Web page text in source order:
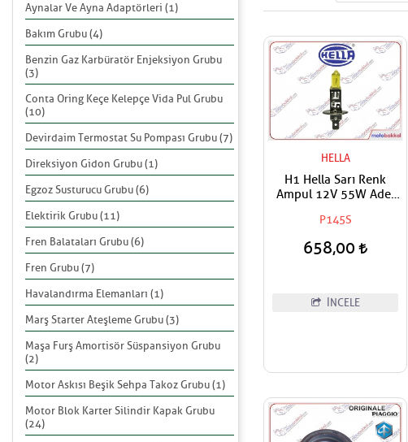
Aynalar Ve Ayna Adaptörleri (1)
Bakım Grubu (4)
Benzin Gaz Karbüratör Enjeksiyon Grubu
(3)
Conta Oring Keçe Kelepçe Vida Pul Grubu
(10)
Devirdaim Termostat Su Pompası Grubu (7)
Direksiyon Gidon Grubu (1)
Egzoz Susturucu Grubu (6)
Elektirik Grubu (11)
Fren Balataları Grubu (6)
Fren Grubu (7)
Havalandırma Elemanları (1)
Marş Starter Ateşleme Grubu (3)
Maşa Furş Amortisör Süspansiyon Grubu
(2)
Motor Askısı Beşik Sehpa Takoz Grubu (1)
Motor Blok Karter Silindir Kapak Grubu
(24)
HELLA
H1 Hella Sarı Renk
Ampul 12V 55W Adet
P145S
658,00
İNCELE